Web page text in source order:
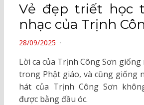
Vẻ đẹp triết học
nhạc của Trịnh
POSTED
28/09/2025
Lời ca của Trịnh Công Sơn giống
trong Phật giáo, và cũng giống
hát của Trịnh Công Sơn
được bằng đầu óc.